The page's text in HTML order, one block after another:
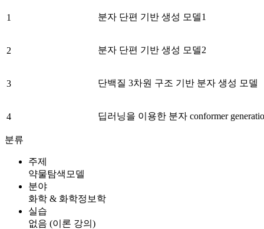
1 분자 단편 기반 생성 모델1
2 분자 단편 기반 생성 모델2
3 단백질 3차원 구조 기반 분자 생성 모델
4 딥러닝을 이용한 분자 conformer
분류
주제
약물탐색모델
분야
화학 & 화학정보학
실습
없음 (이론 강의)